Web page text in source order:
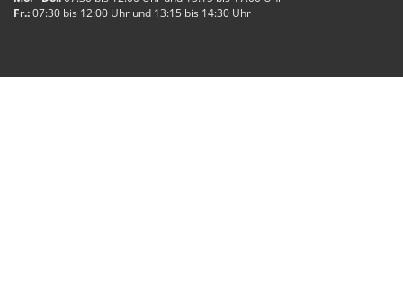
Fr.:07:30 bis 12:00 Uhr und 13:15 bis 14:30 Uhr